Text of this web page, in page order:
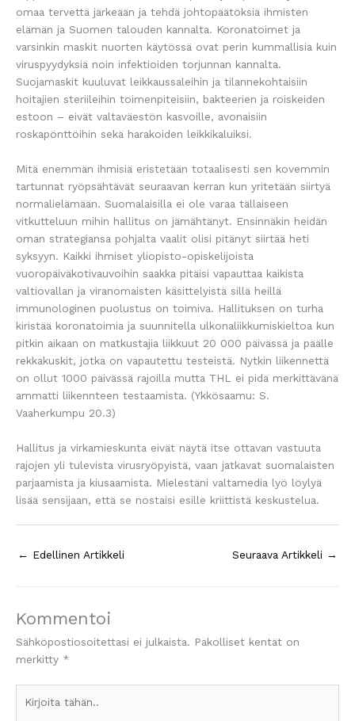
omaa tervettä järkeään ja tehdä johtopäätöksiä ihmisten
elämän ja Suomen talouden kannalta. Koronatoimet ja
varsinkin maskit nuorten käytössä ovat perin kummallisia kuin
viruspyydyksiä noin infektioiden torjunnan kannalta.
Suojamaskit kuuluvat leikkaussaleihin ja tilannekohtaisiin
hoitajien steriileihin toimenpiteisiin, bakteerien ja roiskeiden
estoon – eivät valtaväestön kasvoille, avonaisiin
roskapönttöihin sekä harakoiden leikkikaluiksi.
Mitä enemmän ihmisiä eristetään totaalisesti sen kovemmin
tartunnat ryöpsähtävät seuraavan kerran kun yritetään siirtyä
normalielämään. Suomalaisilla ei ole varaa tällaiseen
vitkutteluun mihin hallitus on jämähtänyt. Ensinnäkin heidän
oman strategiansa pohjalta vaalit olisi pitänyt siirtää heti
syksyyn. Kaikki ihmiset yliopisto-opiskelijoista
vuoropäiväkotivauvoihin saakka pitäisi vapauttaa kaikista
valtiovallan ja viranomaisten käsittelyistä sillä heillä
immunologinen puolustus on toimiva. Hallituksen on turha
kiristää koronatoimia ja suunnitella ulkonaliikkumiskieltoa kun
pitkin aikaan on matkustajia liikkuut 20 000 päivässä ja päälle
rekkakuskit, jotka on vapautettu testeistä. Nytkin liikennettä
on ollut 1000 päivässä rajoilla mutta THL ei pidä merkittävänä
ammatti liikennteen testaamista. (Ykkösaamu: S.
Vaaherkumpu 20.3)
Hallitus ja virkamieskunta eivät näytä itse ottavan vastuuta
rajojen yli tulevista virusryöpyistä, vaan jatkavat suomalaisten
parjaamista ja kiusaamista. Mielestäni valtamedia lyö löylyä
lisää sensijaan, että se nostaisi esille kriittistä keskustelua.
← Edellinen Artikkeli Seuraava Artikkeli →
Kommentoi
Sähköpostiosoitettasi ei julkaista. Pakolliset kentät on
merkitty *
tähän..